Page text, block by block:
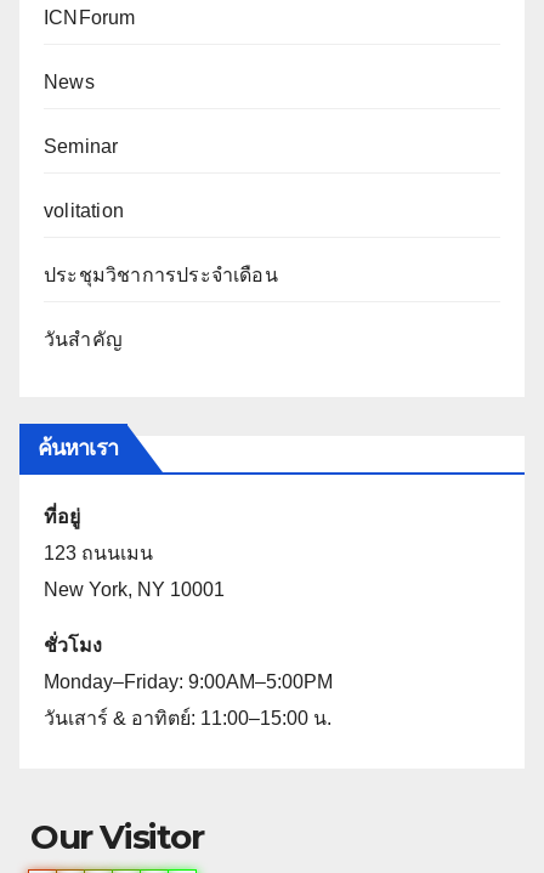
ICNForum
News
Seminar
volitation
ประชุมวิชาการประจำเดือน
วันสำคัญ
ค้นหาเรา
ที่อยู่
123 ถนนเมน
New York, NY 10001
ชั่วโมง
Monday–Friday: 9:00AM–5:00PM
วันเสาร์ & อาทิตย์: 11:00–15:00 น.
Our Visitor